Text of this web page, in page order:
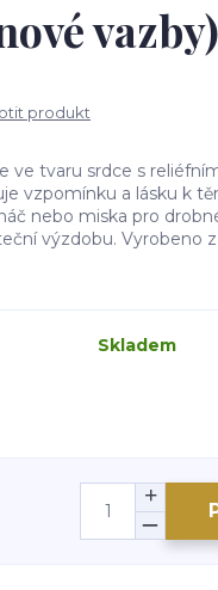
vazby)
produkt
ve tvaru srdce s
vzpomínku a lásku k
nebo miska pro
výzdobu. Vyrobeno
Skladem